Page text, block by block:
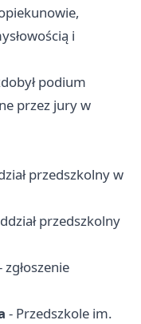
i
podium
przez jury w
przedszkolny w
przedszkolny
zgłoszenie
- Przedszkole im.